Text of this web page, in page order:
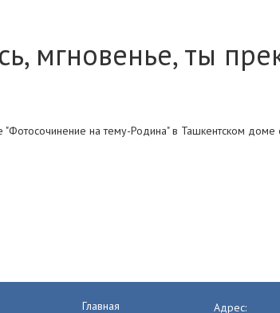
мгновенье, ты
"Фотосочинение на тему-Родина" в Ташкентском
Главная Адрес: